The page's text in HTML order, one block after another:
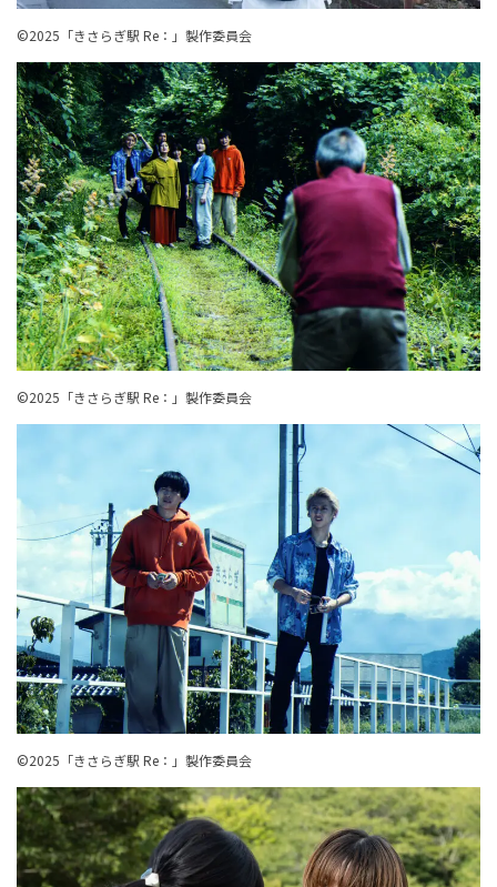
©︎2025「きさらぎ駅 Re：」製作委員会
©︎2025「きさらぎ駅 Re：」製作委員会
©︎2025「きさらぎ駅 Re：」製作委員会